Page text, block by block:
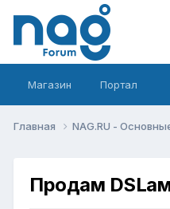
Магазин Портал
Главная NAG.RU -
Продам